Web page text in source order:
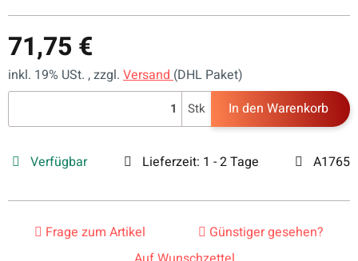
71,75 €
inkl. 19% USt. , zzgl. Versand(DHL Paket)
Stk In den Warenkorb
Verfügbar Lieferzeit: 1 - 2 Tage A1765
Frage zum Artikel
Günstiger gesehen?